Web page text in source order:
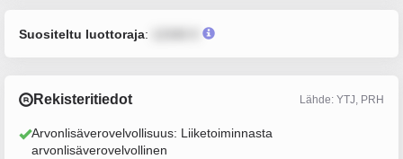
Suositeltu luottoraja:
Rekisteritiedot Lähde: YTJ, PRH
Arvonlisäverovelvollisuus: Liiketoiminnasta
arvonlisäverovelvollinen